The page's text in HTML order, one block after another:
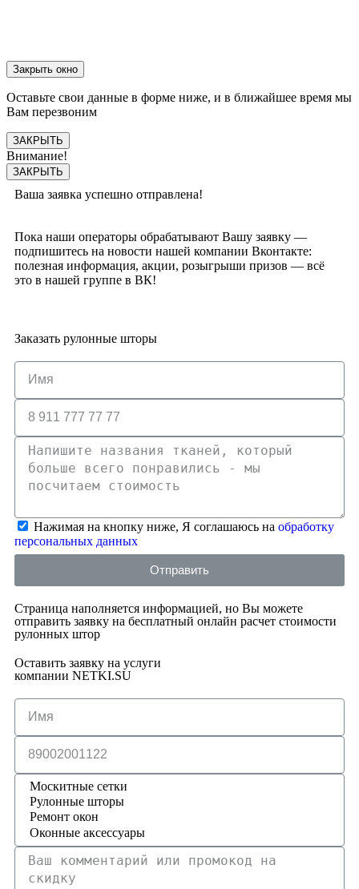
Закрыть окно
Оставьте свои данные в форме ниже, и в ближайшее время мы
Вам перезвоним
ЗАКРЫТЬ
Внимание!
ЗАКРЫТЬ
Ваша заявка успешно отправлена!
Пока наши операторы обрабатывают Вашу заявку —
подпишитесь на новости нашей компании Вконтакте:
полезная информация, акции, розыгрыши призов — всё
это в нашей группе в ВК!
Заказать рулонные шторы
Нажимая на кнопку ниже, Я соглашаюсь на обработку
персональных данных
Отправить
Страница наполняется информацией, но Вы можете
отправить заявку на бесплатный онлайн расчет стоимости
рулонных штор
Оставить заявку на услуги
компании NETKI.SU